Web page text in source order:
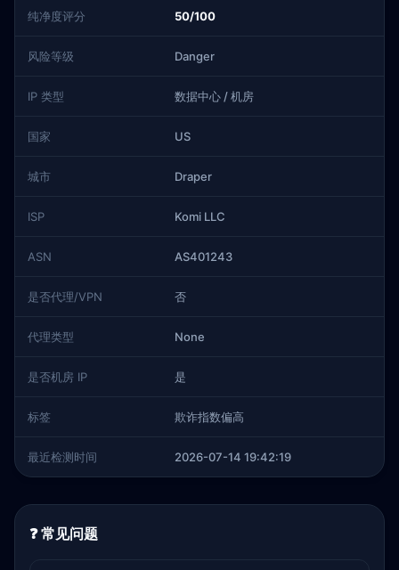
纯净度评分 50/100
风险等级 Danger
IP 类型 数据中心 / 机房
国家 US
城市 Draper
ISP Komi LLC
ASN AS401243
是否代理/VPN 否
代理类型 None
是否机房 IP 是
标签 欺诈指数偏高
最近检测时间 2026-07-14 19:42:19
❓ 常见问题